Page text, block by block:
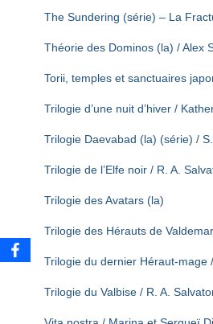
The Sundering (série) – La
Théorie des Dominos (la) / Alex
Torii, temples et sanctuaires
Trilogie d’une nuit d’hiver /
Trilogie Daevabad (la) (série) /
Trilogie de l’Elfe noir / R. A.
Trilogie des Avatars (la)
Trilogie des Hérauts de
Trilogie du dernier Héraut-mage
Trilogie du Valbise / R. A.